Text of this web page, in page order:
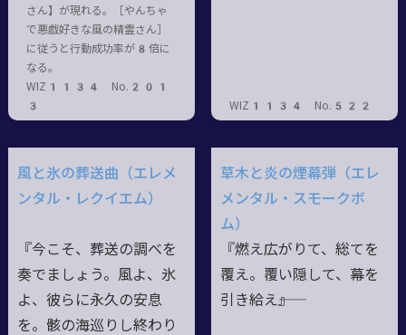
さん】が現れる。［やんちゃ
で悪戯好きな風の精霊さん］
に従うと行動成功率が8倍に
なる。
WIZ1134 No.201
3
WIZ1134 No.522
風と氷の葬送曲（エレメ
ンタル・レクイエム）
『今こそ、葬送の調べを
奏でましょう。風よ、氷
よ、彼らに永久の安息
を。骸の海巡りし終わり
草木と炎の煙幕弾（エレ
メンタル・スモークボ
ム）
『燃え広がりて、総てを
覆え。覆い隠して、幕を
引き給え――』